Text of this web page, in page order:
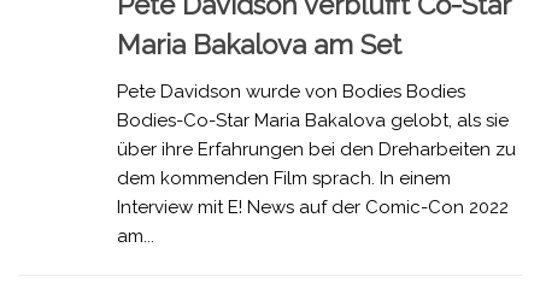
Maria Bakalova am Set
Pete Davidson wurde von Bodies Bodies
Bodies-Co-Star Maria Bakalova gelobt, als sie
über ihre Erfahrungen bei den Dreharbeiten zu
dem kommenden Film sprach. In einem
Interview mit E! News auf der Comic-Con 2022
am...